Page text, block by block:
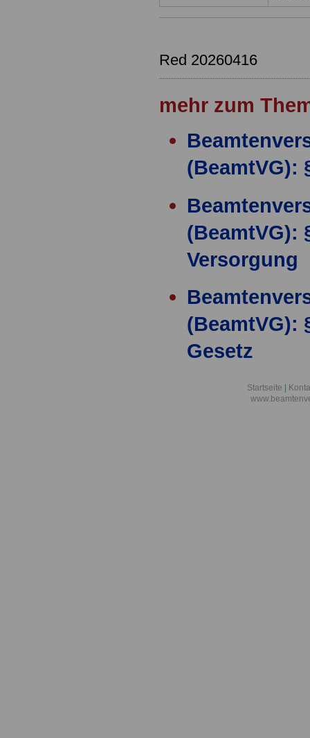
Red 20260416
mehr zum
(BeamtVG):
(BeamtVG):
Versorgung
(BeamtVG):
Gesetz
Startseite